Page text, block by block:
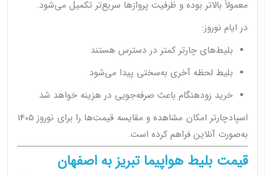
معمولاً بالاتر بوده و ظرفیت پروازها سریع‌تر تکمیل می‌شود.
در ایام نوروز:
بلیط‌های چارتر کمتر در دسترس هستند
بلیط لحظه آخری به‌سختی پیدا می‌شود
خرید زودهنگام باعث صرفه‌جویی در هزینه خواهد شد
اسپادچارتر امکان مشاهده و مقایسه قیمت‌ها را برای نوروز 1405
به‌صورت آنلاین فراهم کرده است.
قیمت بلیط هواپیما تبریز به اصفهان